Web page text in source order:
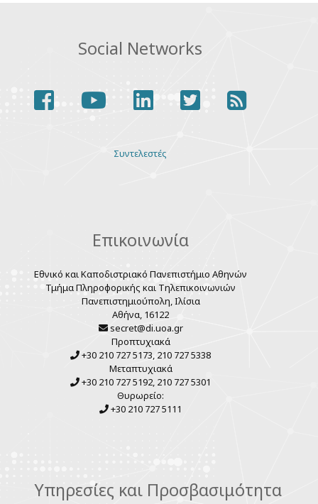
Social Networks
facebookyoutubelinkedin
twitterrss
Συντελεστές
Επικοινωνία
Εθνικό και Καποδιστριακό Πανεπιστήμιο Αθηνών
Τμήμα Πληροφορικής και Τηλεπικοινωνιών
Πανεπιστημιούπολη, Ιλίσια
Αθήνα, 16122
secret@di.uoa.gr
Προπτυχιακά
+30 210 727 5173, 210 727 5338
Μεταπτυχιακά
+30 210 727 5192, 210 727 5301
Θυρωρείο:
+30 210 727 5111
Υπηρεσίες και Προσβασιμότητα